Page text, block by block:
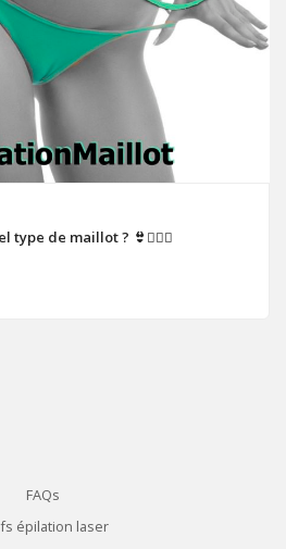
type de maillot ? 👙🤷🏻‍♀️
FAQs
épilation laser